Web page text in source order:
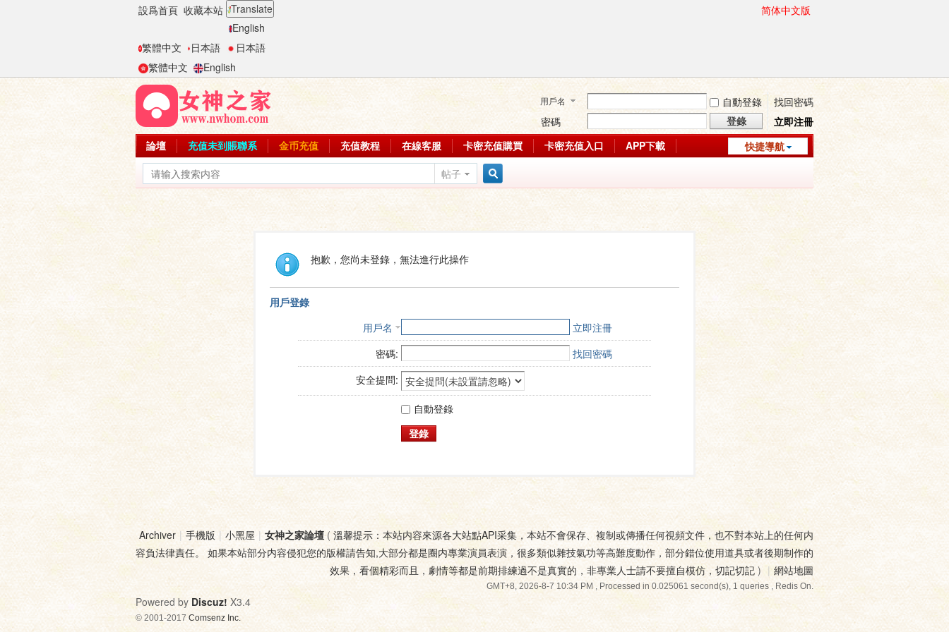
設爲首頁 收藏本站 Translate
English
繁體中文
日本語
日本語
繁體中文
English
简体中文版
用戶名 自動登錄
找回密碼
密碼
登錄
立即注冊
快捷導航
論壇 充值未到賬聯系 金币充值 充值教程 在線客服 卡密充值購買 卡密充值入口
APP下載
帖子
抱歉，您尚未登錄，無法進行此操作
用戶登錄
用戶名
立即注冊
密碼:
找回密碼
安全提問:
自動登錄
登錄
Archiver | 手機版 | 小黑屋 | 女神之家論壇( 溫馨提示：本站内容來源各大站點API采集，本站不會保存、複制或傳播任何視頻文件，也不對本站上的任何内
容負法律責任。 如果本站部分内容侵犯您的版權請告知,大部分都是圈内專業演員表演，很多類似雜技氣功等高難度動作，部分錯位使用道具或者後期制作的
效果，看個精彩而且，劇情等都是前期排練過不是真實的，非專業人士請不要擅自模仿，切記切記 ) | 網站地圖
GMT+8, 2026-8-7 10:34 PM, Processed in 0.025061 second(s), 1 queries , Redis On.
Powered by Discuz! X3.4
© 2001-2017 Comsenz Inc.